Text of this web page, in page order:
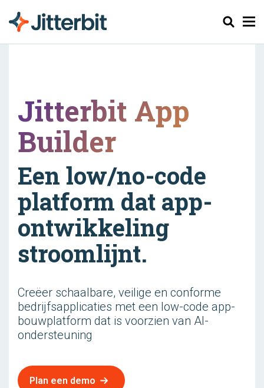
Zoeken
Jitterbit App
Builder
Een low/no-code
platform dat app-
ontwikkeling
stroomlijnt.
Creëer schaalbare, veilige en conforme
bedrijfsapplicaties met een low-code app-
bouwplatform dat is voorzien van AI-
ondersteuning
Plan een demo